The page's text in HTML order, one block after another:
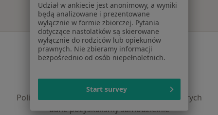
Serwis
Regulamin
Polityka prywatności profesjonalistów
Polityka prywatności dla profesjonalistów, których
dane pozyskaliśmy samodzielnie
Udział w ankiecie jest anonimowy, a wyniki
będą analizowane i prezentowane
wyłącznie w formie zbiorczej. Pytania
dotyczące nastolatków są skierowane
wyłącznie do rodziców lub opiekunów
prawnych. Nie zbieramy informacji
bezpośrednio od osób niepełnoletnich.
Start survey